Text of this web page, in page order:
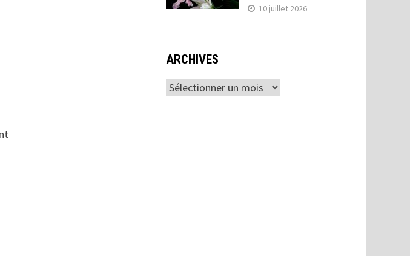
10 juillet 2026
ARCHIVES
Archives